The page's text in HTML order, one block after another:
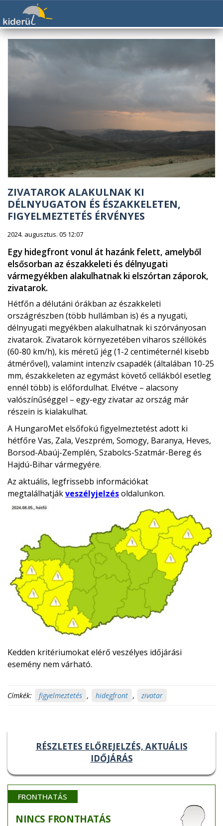
ZIVATAROK ALAKULNAK KI
DÉLNYUGATON ÉS ÉSZAKKELETEN,
FIGYELMEZTETÉS ÉRVÉNYES
2024. augusztus. 05 12:07
Egy hidegfront vonul át hazánk felett, amelyből
elsősorban az északkeleti és délnyugati
vármegyékben alakulhatnak ki elszórtan záporok,
zivatarok.
Hétfőn a délutáni órákban az északkeleti
országrészben (több hullámban is) és a nyugati,
délnyugati megyékben alakulhatnak ki szórványosan
zivatarok. Zivatarok környezetében viharos széllökés
(60-80 km/h), kis méretű jég (1-2 centiméternél kisebb
átmérővel), valamint intenzív csapadék (általában 10-25
mm, északkeleten az egymást követő cellákból esetleg
ennél több) is előfordulhat. Elvétve – alacsony
valószínűséggel – egy-egy zivatar az ország már
részein is kialakulhat.
A HungaroMet elsőfokú figyelmeztetést adott ki
hétfőre Vas, Zala, Veszprém, Somogy, Baranya, Heves,
Borsod-Abaúj-Zemplén, Szabolcs-Szatmár-Bereg és
Hajdú-Bihar vármegyére.
Az aktuális, legfrissebb információkat
megtalálhatjákveszélyjelzésoldalunkon.
Kedden kritériumokat elérő veszélyes időjárási
esemény nem várható.
Címkék: figyelmeztetés , hidegfront , zivatar
RÉSZLETES ELŐREJELZÉS, AKTUÁLIS
IDŐJÁRÁS
FRONTHATÁS
NINCS FRONTHATÁS